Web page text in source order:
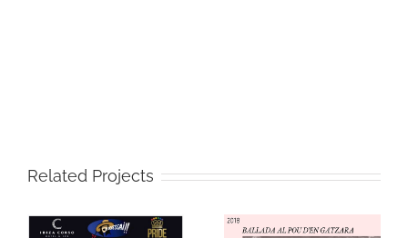
Related Projects